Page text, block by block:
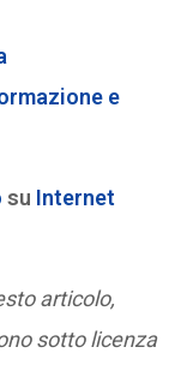
e
su Internet
articolo,
sotto licenza